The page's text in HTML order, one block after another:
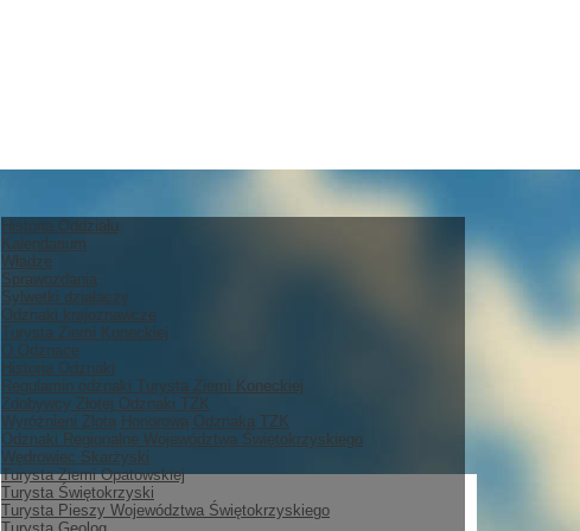
Historia Oddziału
Kalendarium
Władze
Sprawozdania
Sylwetki działaczy
Odznaki krajoznawcze
Turysta Ziemi Koneckiej
O Odznace
Historia Odznaki
Regulamin odznaki Turysta Ziemi Koneckiej
Zdobywcy Złotej Odznaki TZK
Wyróżnieni Złotą Honorową Odznaką TZK
Odznaki Regionalne Województwa Świętokrzyskiego
Wędrowiec Skarżyski
Turysta Ziemi Opatowskiej
Turysta Świętokrzyski
Turysta Pieszy Województwa Świętokrzyskiego